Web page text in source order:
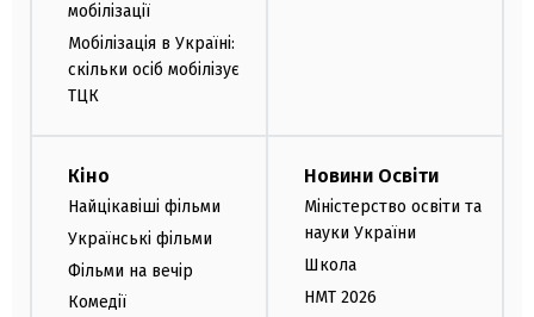
мобілізації
Мобілізація в Україні:
скільки осіб мобілізує
ТЦК
Кіно
Найцікавіші фільми
Українські фільми
Фільми на вечір
Комедії
Новини Освіти
Міністерство освіти та
науки України
Школа
НМТ 2026